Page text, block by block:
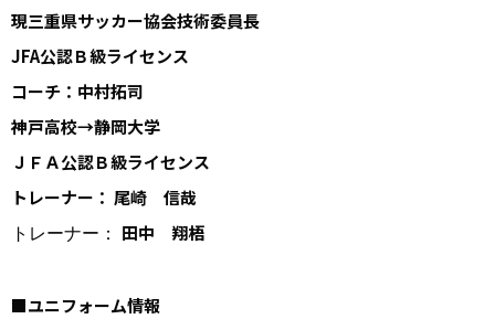
現三重県サッカー協会技術委員長
JFA公認Ｂ級ライセンス
コーチ：中村拓司
神戸高校→静岡大学
ＪＦＡ公認Ｂ級ライセンス
トレーナー： 尾崎 信哉
トレーナー： 田中 翔梧
■ユニフォーム情報